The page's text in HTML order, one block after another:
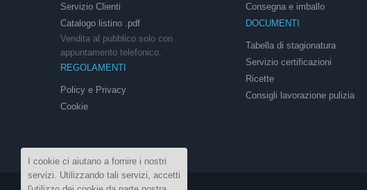
Servizio Clienti
Catalogo listino .pdf
Vendita al pubblico solo con
appuntamento telefonico.
REGOLAMENTI
Policy e Privacy
Cookie
Consegna e imballo
DOCUMENTI
Tabella di stagionatura
Servizio certificazioni
Ricette
Consigli lavorazione pulizia
I cookie ci aiutano a fornire i nostri
servizi. Utilizzando tali servizi, accetti